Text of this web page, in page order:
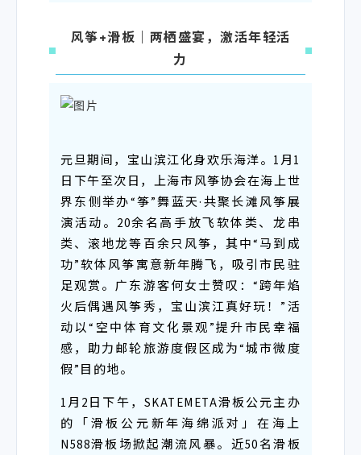
风筝+滑板｜两栖盛宴，激活年轻活
力
元旦期间，宝山滨江化身欢乐海洋。1月1
日下午至次日，上海市风筝协会在海上世
界东侧举办“筝”舞蓝天·共聚长滩风筝展
演活动。20余名高手放飞软体类、龙串
类、滚地龙等百余只风筝，其中“马到成
功”软体风筝寓意新年腾飞，吸引市民驻
足观赏。广东游客何女士赞叹：“跨年焰
火后偶遇风筝秀，宝山滨江真好玩！”活
动以“空中体育文化景观”提升市民幸福
感，助力邮轮旅游度假区成为“城市微度
假”目的地。
1月2日下午，SKATEMETA滑板公元主办
的「滑板公元新年海绵派对」在海上
N588滑板场掀起潮流风暴。近50名滑板